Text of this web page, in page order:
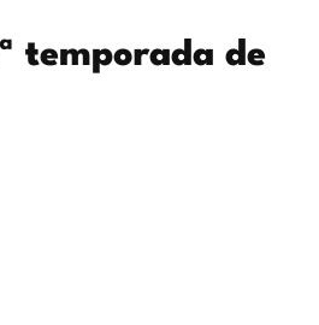
temporada de